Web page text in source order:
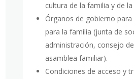
cultura de la familia y de
Órganos de gobierno
para la familia (junta de
administración, consejo
asamblea familiar).
Condiciones de acceso y